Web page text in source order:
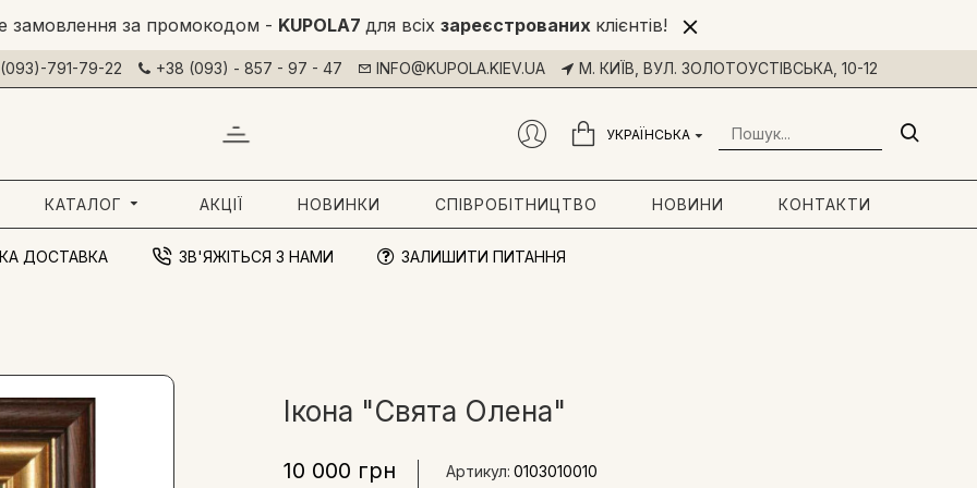
замовлення за промокодом - KUPOLA7 для всіх зареєстрованих клієнтів!
791-79-22 +38 (093) - 857 - 97 - 47 INFO@KUPOLA.KIEV.UA М. КИЇВ, ВУЛ. ЗОЛОТОУСТІВСЬКА, 10-12
УКРАЇНСЬКА
КАТАЛОГ АКЦІЇ НОВИНКИ СПІВРОБІТНИЦТВО НОВИНИ КОНТАКТИ
ДОСТАВКА ЗВ'ЯЖІТЬСЯ З НАМИ ЗАЛИШИТИ ПИТАННЯ
Ікона "Свята Олена"
10 000 грн Артикул: 0103010010